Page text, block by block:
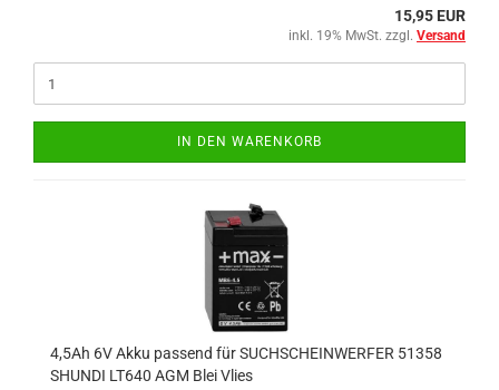
15,95 EUR
inkl. 19% MwSt. zzgl. Versand
IN DEN WARENKORB
4,5Ah 6V Akku passend für SUCHSCHEINWERFER 51358
SHUNDI LT640 AGM Blei Vlies